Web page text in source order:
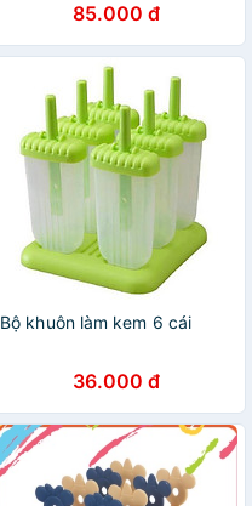
85.000 đ
Bộ khuôn làm kem 6 cái
36.000 đ